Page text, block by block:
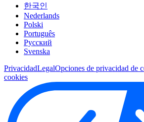
한국인
Nederlands
Polski
Português
Pусский
Svenska
PrivacidadLegalOpciones de privacidad de
cookies